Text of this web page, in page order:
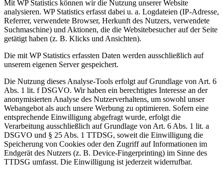
Mit WP Statistics können wir die Nutzung unserer Website
analysieren. WP Statistics erfasst dabei u. a. Logdateien (IP-Adresse,
Referrer, verwendete Browser, Herkunft des Nutzers, verwendete
Suchmaschine) und Aktionen, die die Websitebesucher auf der Seite
getätigt haben (z. B. Klicks und Ansichten).
Die mit WP Statistics erfassten Daten werden ausschließlich auf
unserem eigenen Server gespeichert.
Die Nutzung dieses Analyse-Tools erfolgt auf Grundlage von Art. 6
Abs. 1 lit. f DSGVO. Wir haben ein berechtigtes Interesse an der
anonymisierten Analyse des Nutzerverhaltens, um sowohl unser
Webangebot als auch unsere Werbung zu optimieren. Sofern eine
entsprechende Einwilligung abgefragt wurde, erfolgt die
Verarbeitung ausschließlich auf Grundlage von Art. 6 Abs. 1 lit. a
DSGVO und § 25 Abs. 1 TTDSG, soweit die Einwilligung die
Speicherung von Cookies oder den Zugriff auf Informationen im
Endgerät des Nutzers (z. B. Device-Fingerprinting) im Sinne des
TTDSG umfasst. Die Einwilligung ist jederzeit widerrufbar.